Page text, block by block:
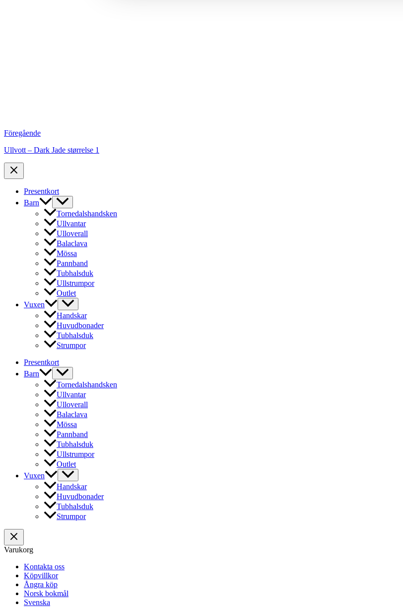
Föregående
Ullvott – Dark Jade størrelse 1
Presentkort
Barn
Tornedalshandsken
Ullvantar
Ulloverall
Balaclava
Mössa
Pannband
Tubhalsduk
Ullstrumpor
Outlet
Vuxen
Handskar
Huvudbonader
Tubhalsduk
Strumpor
Presentkort
Barn
Tornedalshandsken
Ullvantar
Ulloverall
Balaclava
Mössa
Pannband
Tubhalsduk
Ullstrumpor
Outlet
Vuxen
Handskar
Huvudbonader
Tubhalsduk
Strumpor
Varukorg
Kontakta oss
Köpvillkor
Ångra köp
Norsk bokmål
Svenska